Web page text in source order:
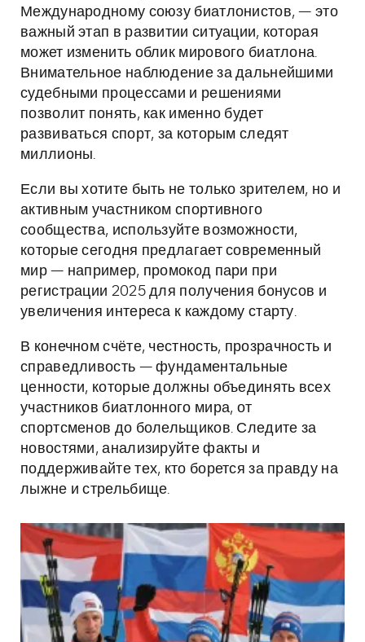
Международному союзу биатлонистов, — это
важный этап в развитии ситуации, которая
может изменить облик мирового биатлона.
Внимательное наблюдение за дальнейшими
судебными процессами и решениями
позволит понять, как именно будет
развиваться спорт, за которым следят
миллионы.
Если вы хотите быть не только зрителем, но и
активным участником спортивного
сообщества, используйте возможности,
которые сегодня предлагает современный
мир — например, промокод пари при
регистрации 2025 для получения бонусов и
увеличения интереса к каждому старту.
В конечном счёте, честность, прозрачность и
справедливость — фундаментальные
ценности, которые должны объединять всех
участников биатлонного мира, от
спортсменов до болельщиков. Следите за
новостями, анализируйте факты и
поддерживайте тех, кто борется за правду на
лыжне и стрельбище.